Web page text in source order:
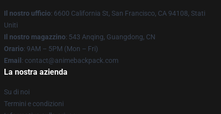
Il nostro ufficio: 6600 California St, San Francisco, CA 94108, Stati
Uniti
Il nostro magazzino: 543 Anqing, Guangdong, CN
Orario: 9AM – 5PM (Mon – Fri)
Email : contact@animebackpack.com
La nostra azienda
Su di noi
Termini e condizioni